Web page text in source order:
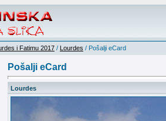
i Fatimu 2017 / Lourdes / Pošalji eCard
Pošalji eCard
Lourdes